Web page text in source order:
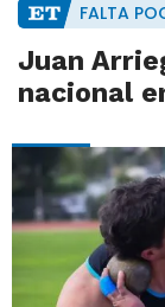
FALTA
Juan
nacional